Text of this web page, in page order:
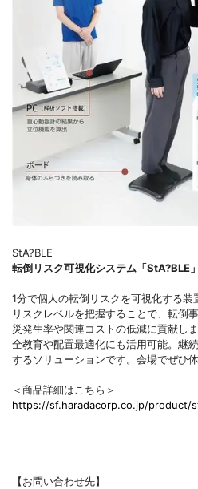
StA?BLE
転倒リスク可視化システム「StA?BLE」
1分で個人の転倒リスクを可視化する
リスクレベルを把握することで、転倒
災発生率や関連コストの低減に貢献し
全教育や配置最適化にも活用可能。継
するソリューションです。会場でぜひ
＜商品詳細はこちら＞
https://sf.haradacorp.co.jp/product/
【お問い合わせ先】